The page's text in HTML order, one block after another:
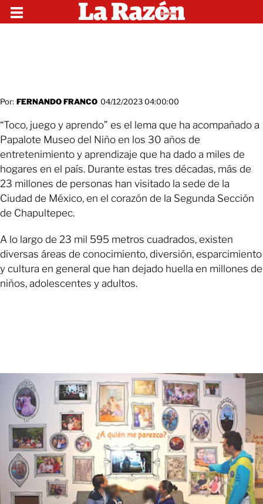
Por: FERNANDO FRANCO 04/12/2023 04:00:00
“Toco, juego y aprendo” es el lema que ha acompañado a
Papalote Museo del Niño en los 30 años de
entretenimiento y aprendizaje que ha dado a miles de
hogares en el país. Durante estas tres décadas, más de
23 millones de personas han visitado la sede de la
Ciudad de México, en el corazón de la Segunda Sección
de Chapultepec.
A lo largo de 23 mil 595 metros cuadrados, existen
diversas áreas de conocimiento, diversión, esparcimiento
y cultura en general que han dejado huella en millones de
niños, adolescentes y adultos.